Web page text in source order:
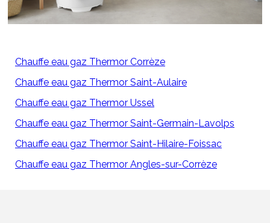
Chauffe eau gaz Thermor Corrèze
Chauffe eau gaz Thermor Saint-Aulaire
Chauffe eau gaz Thermor Ussel
Chauffe eau gaz Thermor Saint-Germain-Lavolps
Chauffe eau gaz Thermor Saint-Hilaire-Foissac
Chauffe eau gaz Thermor Angles-sur-Corrèze